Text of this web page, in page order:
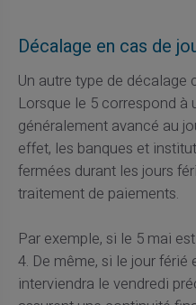
Décalage en cas de
Un autre type de décalage
Lorsque le 5 correspond à
généralement avancé au
effet, les banques et
fermées durant les jours
traitement de paiements.
Par exemple, si le 5 mai
4. De même, si le jour
interviendra le vendredi